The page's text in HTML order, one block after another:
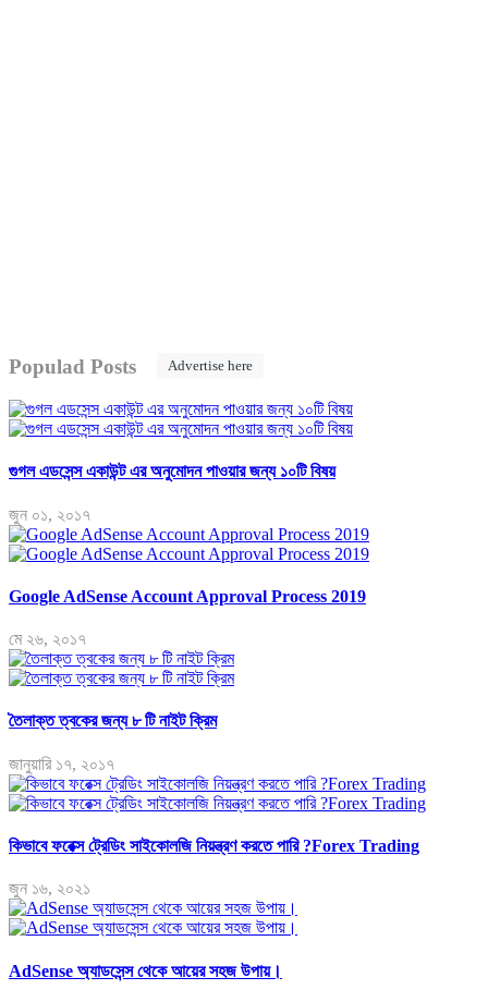
Advertise here
Populad Posts
গুগল এডসেন্স একাউন্ট এর অনুমোদন পাওয়ার জন্য ১০টি বিষয়
জুন ০১, ২০১৭
Google AdSense Account Approval Process 2019
মে ২৬, ২০১৭
তৈলাক্ত ত্বকের জন্য ৮ টি নাইট ক্রিম
জানুয়ারি ১৭, ২০১৭
কিভাবে ফরেক্স ট্রেডিং সাইকোলজি নিয়ন্ত্রণ করতে পারি ?Forex Trading
জুন ১৬, ২০২১
AdSense অ্যাডসেন্স থেকে আয়ের সহজ উপায়।